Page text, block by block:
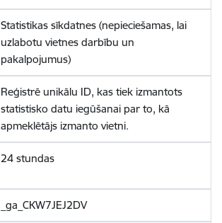
Statistikas sīkdatnes (nepieciešamas, lai
uzlabotu vietnes darbību un
pakalpojumus)
Reģistrē unikālu ID, kas tiek izmantots
statistisko datu iegūšanai par to, kā
apmeklētājs izmanto vietni.
24 stundas
_ga_CKW7JEJ2DV